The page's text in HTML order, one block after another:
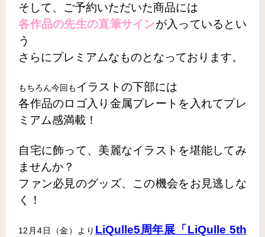
そして、ご予約いただいた商品には
各作品の先生の直筆サインが入っているとい
う
さらにプレミアムなものとなっております。
もちろん今回もイラストの下部には
各作品のロゴ入り金属プレートを入れてプレ
ミアム感満載！
自宅に飾って、美麗なイラストを堪能してみ
ませんか？
ファン必見のグッズ、この機会をお見逃しな
く！
12月4日（金）より LiQulle5周年展「LiQulle 5th